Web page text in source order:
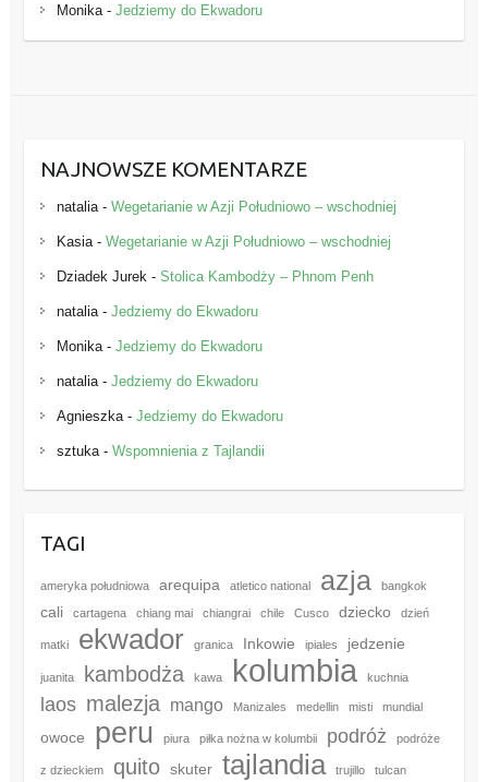
Monika- Jedziemy do Ekwadoru
NAJNOWSZE KOMENTARZE
natalia- Wegetarianie w Azji Południowo – wschodniej
Kasia- Wegetarianie w Azji Południowo – wschodniej
Dziadek Jurek - Stolica Kambodży – Phnom Penh
natalia- Jedziemy do Ekwadoru
Monika- Jedziemy do Ekwadoru
natalia- Jedziemy do Ekwadoru
Agnieszka- Jedziemy do Ekwadoru
sztuka- Wspomnienia z Tajlandii
TAGI
ameryka południowa arequipa atletico national azja bangkok
cali cartagena chiang mai chiangrai chile Cusco dziecko dzień
matki ekwador granica Inkowie ipiales jedzenie
juanita kambodża kawa kolumbia kuchnia
laos malezja mango Manizales medellin misti mundial
owoce peru piura piłka nożna w kolumbii podróż podróże
z dzieckiem quito skuter tajlandia trujillo tulcan